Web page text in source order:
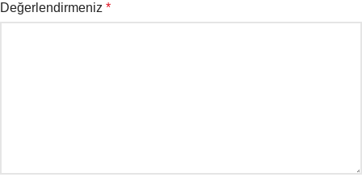
Değerlendirmeniz *